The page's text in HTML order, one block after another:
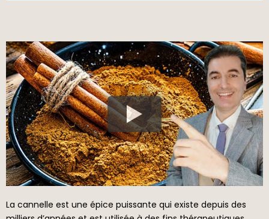
La cannelle est une épice puissante qui existe depuis des